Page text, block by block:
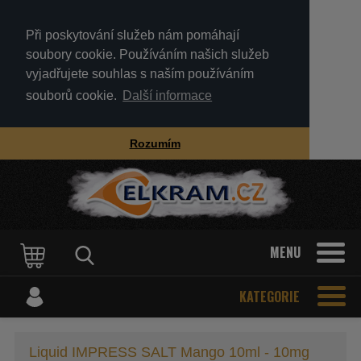
Při poskytování služeb nám pomáhají
soubory cookie. Používáním našich služeb
vyjadřujete souhlas s naším používáním
souborů cookie.
Další informace
Rozumím
MENU
KATEGORIE
Liquid IMPRESS SALT Mango 10ml - 10mg